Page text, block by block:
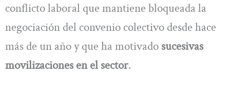
conflicto laboral que mantiene bloqueada la
negociación del convenio colectivo desde hace
más de un año y que ha motivado sucesivas
movilizaciones en el sector.